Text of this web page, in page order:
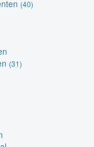
(40)
(31)